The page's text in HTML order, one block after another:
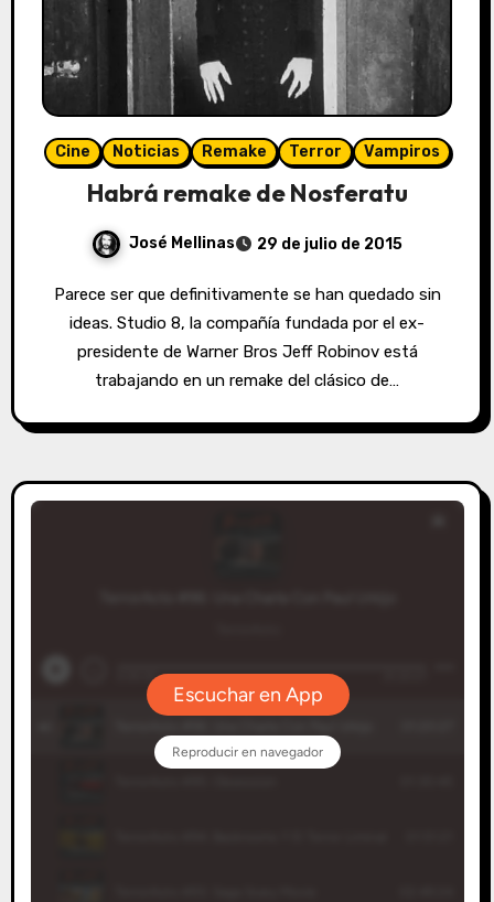
Cine Noticias Remake Terror Vampiros
Habrá remake de Nosferatu
José Mellinas 29 de julio de 2015
Parece ser que definitivamente se han quedado sin
ideas. Studio 8, la compañía fundada por el ex-
presidente de Warner Bros Jeff Robinov está
trabajando en un remake del clásico de…